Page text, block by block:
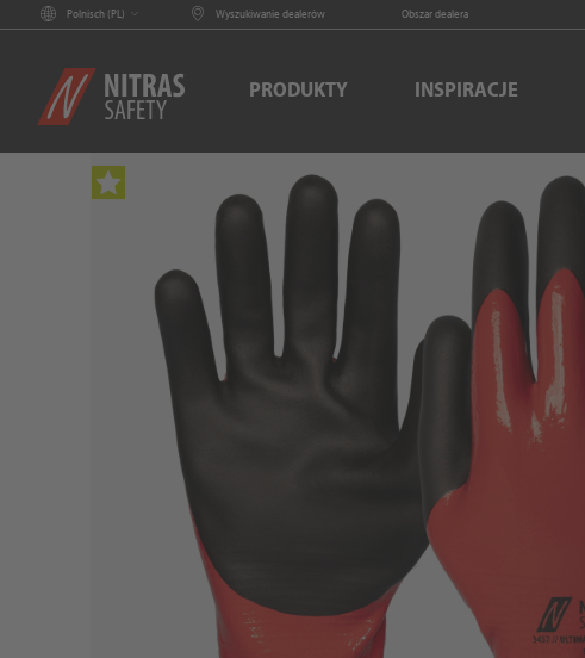
Polnisch (PL) Wyszukiwanie dealerów Obszar dealera
PRODUKTY INSPIRACJE